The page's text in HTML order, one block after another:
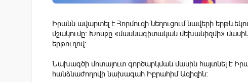
Իրանն ավարտել է Հորմուզի նեղուցում նավերի
մշակումը։ Խոսքը «մասնագիտական մեխանիզմի»
երթուղով։
Նախագծի մոտալուտ գործարկման մասին հայտնել է
հանձնաժողովի նախագահ Իբրահիմ Ազիզին: